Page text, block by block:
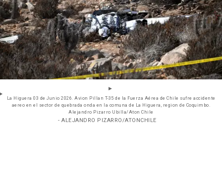
La Higuera 03 de Junio 2026. Avion Pillan T-35 de la Fuerza Aérea de Chile sufre accidente
aereo en el sector de quebrada onda en la comuna de La Higuera, region de Coquimbo.
Alejandro Pizarro Ubilla/Aton Chile
- ALEJANDRO PIZARRO/ATONCHILE